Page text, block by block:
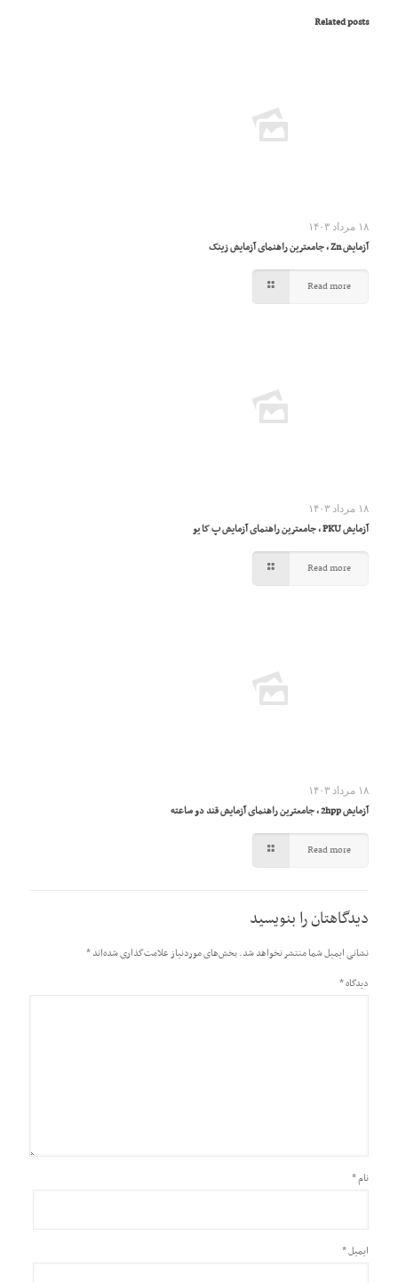
Related posts
۱۸ مرداد ۱۴۰۳
آزمایش Zn ، جامعترین راهنمای آزمایش زینک
Read more
۱۸ مرداد ۱۴۰۳
آزمایش PKU ، جامعترین راهنمای آزمایش پ کا یو
Read more
۱۸ مرداد ۱۴۰۳
آزمایش 2hpp ، جامعترین راهنمای آزمایش قند دو ساعته
Read more
دیدگاهتان را بنویسید
نشانی ایمیل شما منتشر نخواهد شد.بخش‌های موردنیاز علامت‌گذاری شده‌اند*
دیدگاه*
نام*
ایمیل*